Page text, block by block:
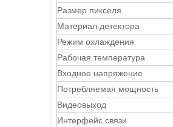
Размер пикселя
Материал детектора
Режим охлаждения
Рабочая температура
Входное напряжение
Потребляемая мощность
Видеовыход
Интерфейс связи